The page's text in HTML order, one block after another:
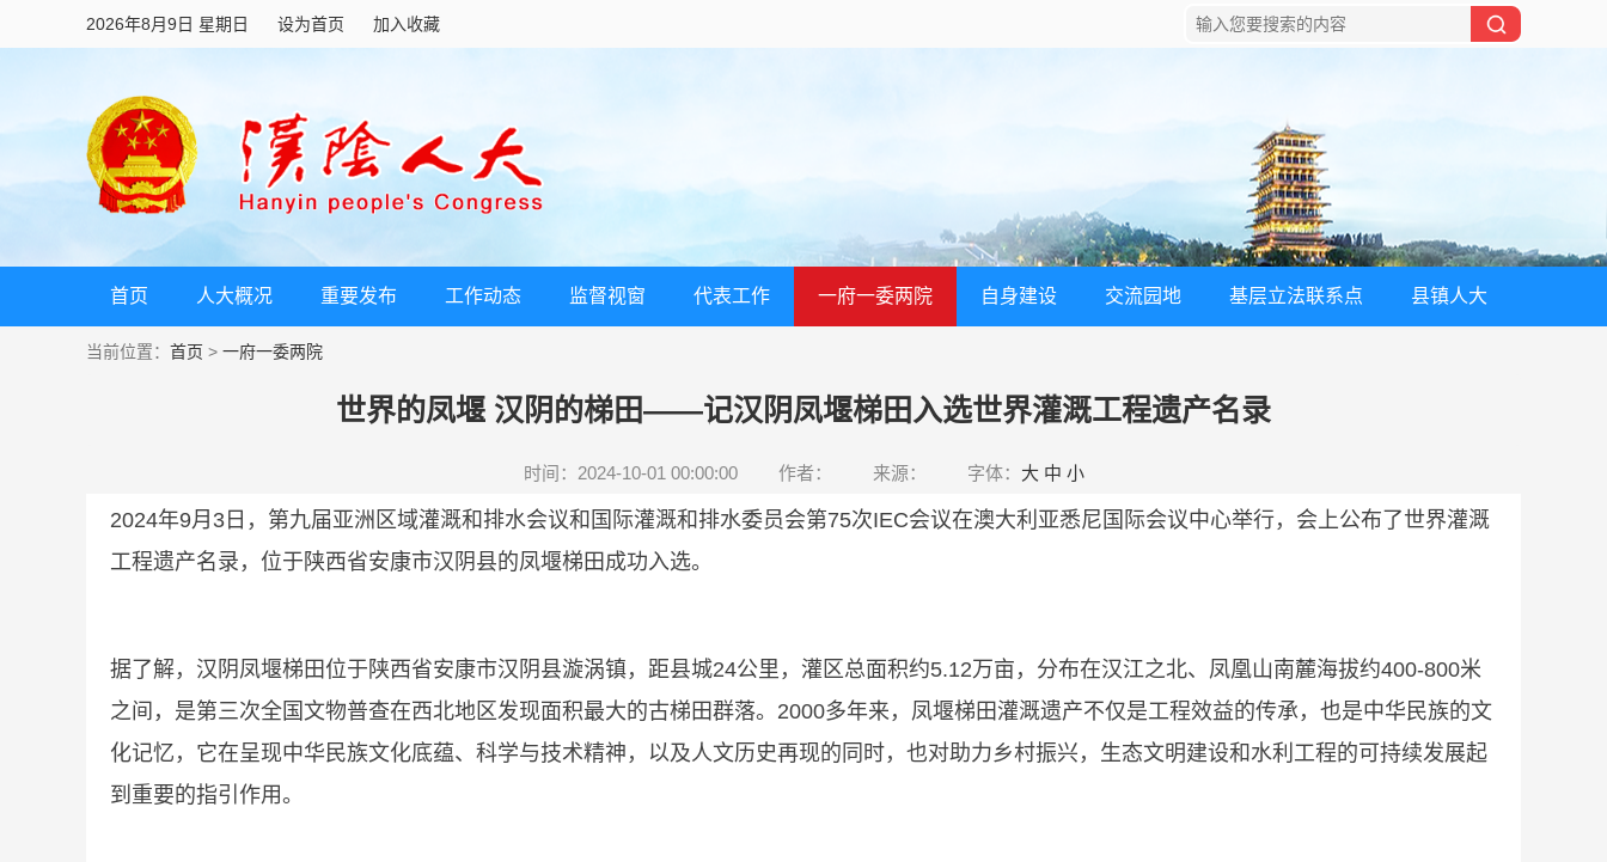
2026年8月9日 星期日 设为首页 加入收藏
首页 人大概况 重要发布 工作动态 监督视窗 代表工作 一府一委两院 自身建设 交流园地 基层立法联系点 县镇人大
当前位置： 首页 > 一府一委两院
世界的凤堰 汉阴的梯田——记汉阴凤堰梯田入选世界灌溉工程遗产名录
时间：2024-10-01 00:00:00 作者： 来源： 字体： 大 中 小
2024年9月3日，第九届亚洲区域灌溉和排水会议和国际灌溉和排水委员会第75次IEC会议在澳大利亚悉尼国际会议中心举行，会上公布了世界灌溉
工程遗产名录，位于陕西省安康市汉阴县的凤堰梯田成功入选。
据了解，汉阴凤堰梯田位于陕西省安康市汉阴县漩涡镇，距县城24公里，灌区总面积约5.12万亩，分布在汉江之北、凤凰山南麓海拔约400-800米
之间，是第三次全国文物普查在西北地区发现面积最大的古梯田群落。2000多年来，凤堰梯田灌溉遗产不仅是工程效益的传承，也是中华民族的文
化记忆，它在呈现中华民族文化底蕴、科学与技术精神，以及人文历史再现的同时，也对助力乡村振兴，生态文明建设和水利工程的可持续发展起
到重要的指引作用。